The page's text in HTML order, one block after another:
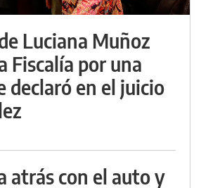
Luciana Muñoz
Fiscalía por una
declaró en el juicio
atrás con el auto y